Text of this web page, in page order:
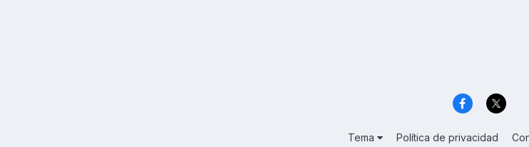
Tema Política de privacidad